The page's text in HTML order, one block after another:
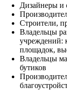
Дизайнеры и
Строители,
Владельцы
учреждений:
площадок,
Владельцы
бутиков